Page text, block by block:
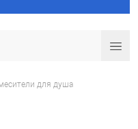
для душа